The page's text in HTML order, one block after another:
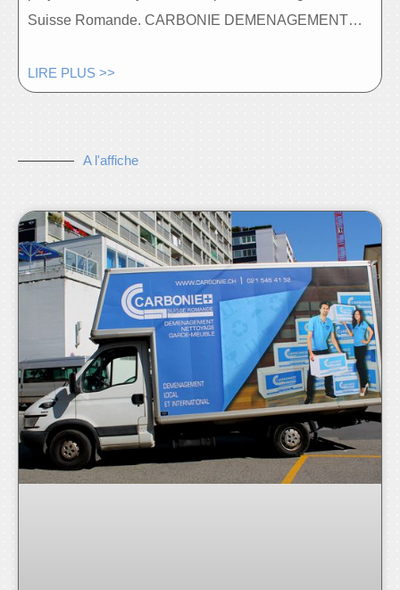
Suisse Romande. CARBONIE DEMENAGEMENT…
LIRE PLUS >>
A l'affiche